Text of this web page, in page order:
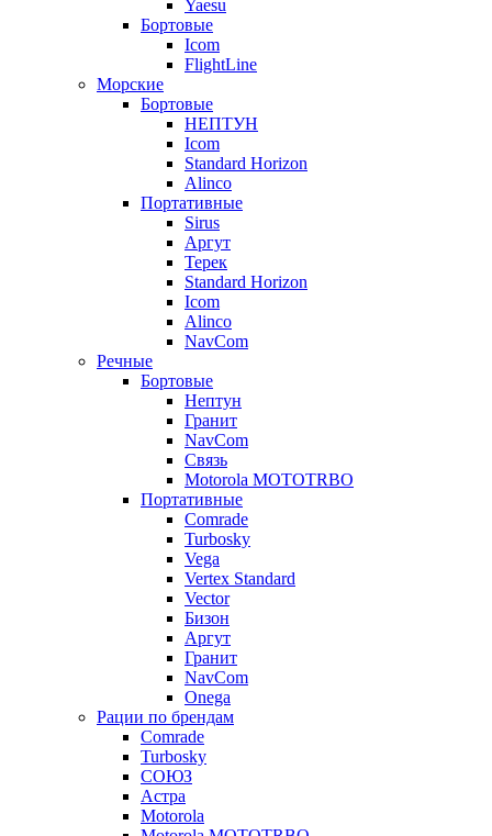
Yaesu
Бортовые
Icom
FlightLine
Морские
Бортовые
НЕПТУН
Icom
Standard Horizon
Alinco
Портативные
Sirus
Аргут
Терек
Standard Horizon
Icom
Alinco
NavCom
Речные
Бортовые
Нептун
Гранит
NavCom
Связь
Motorola MOTOTRBO
Портативные
Comrade
Turbosky
Vega
Vertex Standard
Vector
Бизон
Аргут
Гранит
NavCom
Onega
Рации по брендам
Comrade
Turbosky
СОЮЗ
Астра
Motorola